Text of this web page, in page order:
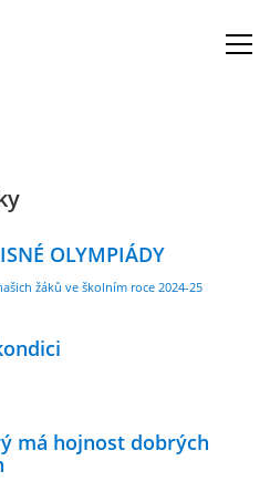
OLYMPIÁDY
žáků ve školním roce 2024-25
má hojnost dobrých